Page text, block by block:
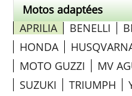
Motos adaptées
APRILIA
BENELLI
HONDA
MOTO GUZZI
MV
SUZUKI
TRIUMPH